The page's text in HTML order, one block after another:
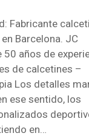
Fabricante
Barcelona. JC
50 años de
de calcetines –
Los detalles
ese sentido, los
en…